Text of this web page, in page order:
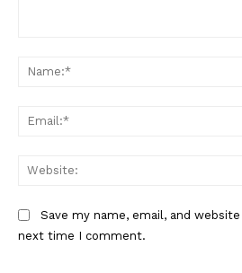
Save my name, email, and
next time I comment.